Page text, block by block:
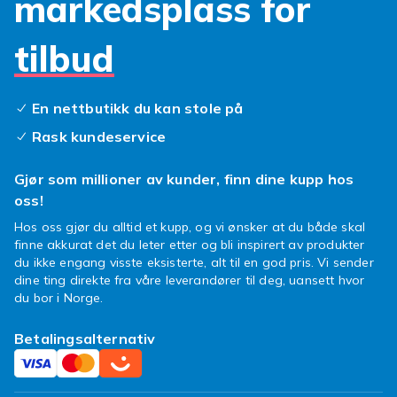
du riktig verktøy. Blant våreinstrumenter og
finner du loddebolter med justerbar
temperatur, loddtinn i ulike dimensjoner, flux
for rene loddeskjøter samt avloddetråd og
tette kretskort. Vi har alt du trenger til et
mikrokontrollere
Mikrokontrollere som Arduino og
enkortsdatorer som Raspberry Pi har gjort det
enklere enn noen gang å bygge egne
prosjekter. I vår kategori
du startsett, utvidelseskort og sensorer for
begge plattformene. Arduino passer til å styre
markedsplass for
tilbud
En nettbutikk du kan stole på
Rask kundeservice
Gjør som millioner av kunder, finn dine kupp hos
oss!
Hos oss gjør du alltid et kupp, og vi ønsker at du både skal
finne akkurat det du leter etter og bli inspirert av produkter
du ikke engang visste eksisterte, alt til en god pris. Vi sender
dine ting direkte fra våre leverandører til deg, uansett hvor
du bor i Norge.
Betalingsalternativ